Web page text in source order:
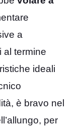
a
al termine
ideali
è bravo nel
per